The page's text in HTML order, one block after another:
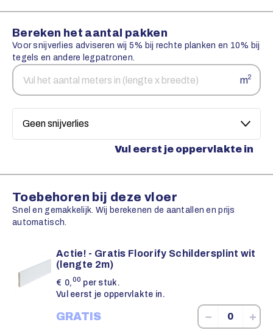
Bereken het aantal pakken
Voor snijverlies adviseren wij 5% bij rechte planken en 10% bij
tegels en andere legpatronen.
Aantal
vierkante
m2
Snijverlies
Vul eerst je oppervlakte in
Toebehoren bij deze vloer
Snel en gemakkelijk. Wij berekenen de aantallen en prijs
automatisch.
Actie! - Gratis Floorify Schildersplint wit
(lengte 2m)
€ 0,00 per stuk.
Vul eerst je oppervlakte in.
GRATIS − +